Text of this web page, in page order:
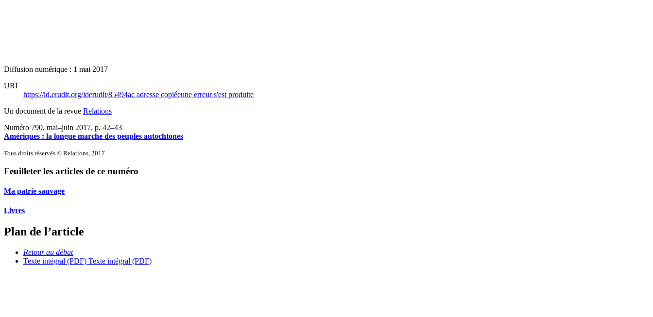
Diffusion numérique : 1 mai 2017
URI
https://id.erudit.org/iderudit/85494ac adresse copiéeune erreur s'est produite
Un document de la revue Relations
Numéro 790, mai–juin 2017, p. 42–43
Amériques : la longue marche des peuples autochtones
Tous droits réservés © Relations, 2017
Feuilleter les articles de ce numéro
Ma patrie sauvage
Livres
Plan de l’article
Retour au début
Texte intégral (PDF) Texte intégral (PDF)